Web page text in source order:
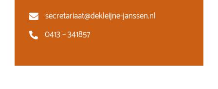
secretariaat@dekleijne-janssen.nl
0413 – 341857